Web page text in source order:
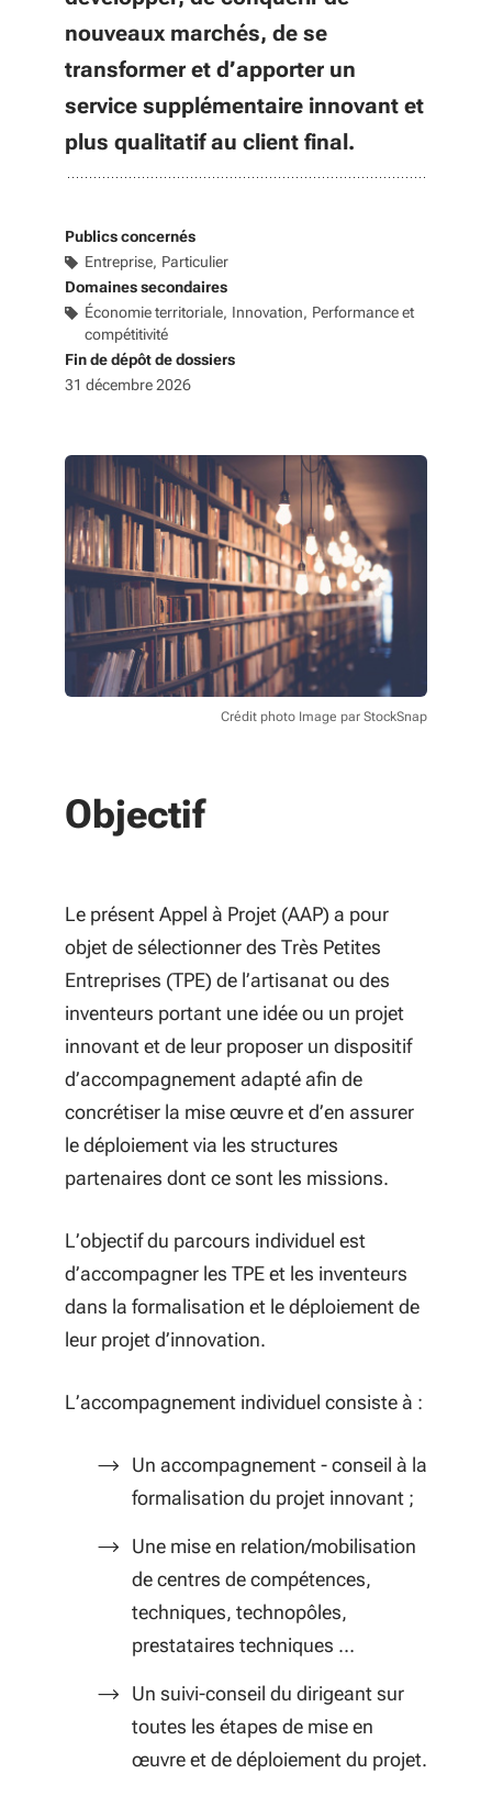
nouveaux marchés, de se
transformer et d’apporter un
service supplémentaire innovant et
plus qualitatif au client final.
Publics concernés
Entreprise Particulier
Domaines secondaires
Économie territoriale Innovation
Performance et
compétitivité
Fin de dépôt de dossiers
31 décembre 2026
Crédit photo Image par StockSnap
Objectif
Le présent Appel à Projet (AAP) a pour
objet de sélectionner des Très Petites
Entreprises (TPE) de l’artisanat ou des
inventeurs portant une idée ou un projet
innovant et de leur proposer un dispositif
d’accompagnement adapté afin de
concrétiser la mise œuvre et d’en assurer
le déploiement via les structures
partenaires dont ce sont les missions.
L’objectif du parcours individuel est
d’accompagner les TPE et les inventeurs
dans la formalisation et le déploiement de
leur projet d’innovation.
L’accompagnement individuel consiste à :
Un accompagnement - conseil à la
formalisation du projet innovant ;
Une mise en relation/mobilisation
de centres de compétences,
techniques, technopôles,
prestataires techniques …
Un suivi-conseil du dirigeant sur
toutes les étapes de mise en
œuvre et de déploiement du projet.